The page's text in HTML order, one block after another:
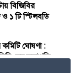
বিজিবির
১ টি স্টিলবডি
কমিটি ঘোষণা :
সহ সভাপতি
অরুন কুমার